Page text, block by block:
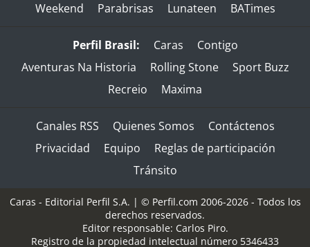
Weekend
Parabrisas Lunateen BATimes
Perfil Brasil: Caras
Contigo
Aventuras Na Historia
Rolling Stone
Sport Buzz
Recreio
Maxima
Canales RSS Quienes Somos
Contáctenos
Privacidad
Equipo
Reglas de participación
Tránsito
Caras - Editorial Perfil S.A. | © Perfil.com 2006-2026 - Todos los
derechos reservados.
Editor responsable: Carlos Piro.
Registro de la propiedad intelectual número 5346433